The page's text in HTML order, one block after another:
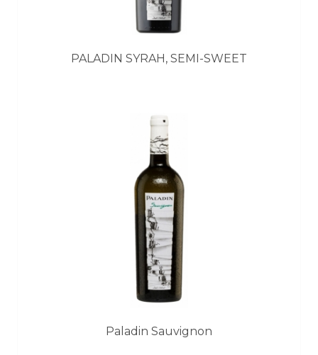
PALADIN SYRAH, SEMI-SWEET
Paladin Sauvignon